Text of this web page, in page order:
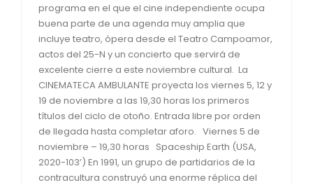
programa en el que el cine independiente ocupa
buena parte de una agenda muy amplia que
incluye teatro, ópera desde el Teatro Campoamor,
actos del 25-N y un concierto que servirá de
excelente cierre a este noviembre cultural. La
CINEMATECA AMBULANTE proyecta los viernes 5, 12 y
19 de noviembre a las 19,30 horas los primeros
títulos del ciclo de otoño. Entrada libre por orden
de llegada hasta completar aforo. Viernes 5 de
noviembre – 19,30 horas Spaceship Earth (USA,
2020-103’) En 1991, un grupo de partidarios de la
contracultura construyó una enorme réplica del